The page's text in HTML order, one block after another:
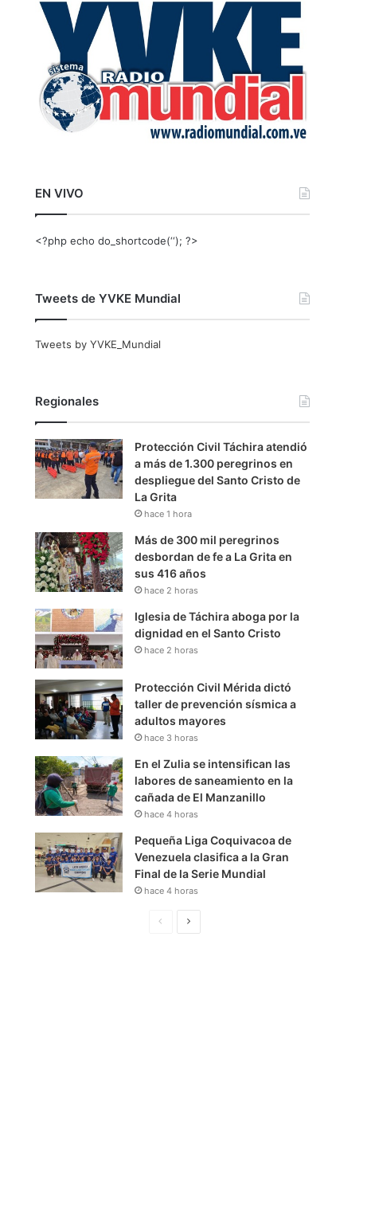
r
EN VIVO
<?php echo do_shortcode(‘‘); ?>
Tweets de YVKE Mundial
Tweets by YVKE_Mundial
Regionales
Protección Civil Táchira atendió
a más de 1.300 peregrinos en
despliegue del Santo Cristo de
La Grita
hace 1 hora
Más de 300 mil peregrinos
desbordan de fe a La Grita en
sus 416 años
hace 2 horas
Iglesia de Táchira aboga por la
dignidad en el Santo Cristo
hace 2 horas
Protección Civil Mérida dictó
taller de prevención sísmica a
adultos mayores
hace 3 horas
En el Zulia se intensifican las
labores de saneamiento en la
cañada de El Manzanillo
hace 4 horas
Pequeña Liga Coquivacoa de
Venezuela clasifica a la Gran
Final de la Serie Mundial
hace 4 horas
S